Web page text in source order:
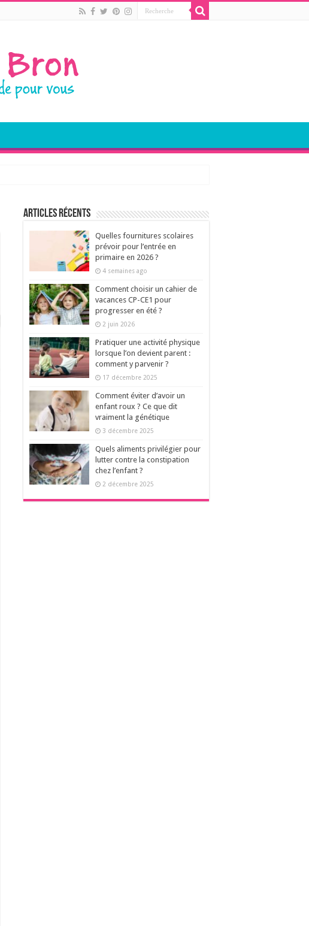
Articles récents
Quelles fournitures scolaires
prévoir pour l’entrée en
primaire en 2026 ?
4 semaines ago
Comment choisir un cahier de
vacances CP-CE1 pour
progresser en été ?
2 juin 2026
Pratiquer une activité physique
lorsque l’on devient parent :
comment y parvenir ?
17 décembre 2025
Comment éviter d’avoir un
enfant roux ? Ce que dit
vraiment la génétique
3 décembre 2025
Quels aliments privilégier pour
lutter contre la constipation
chez l’enfant ?
2 décembre 2025